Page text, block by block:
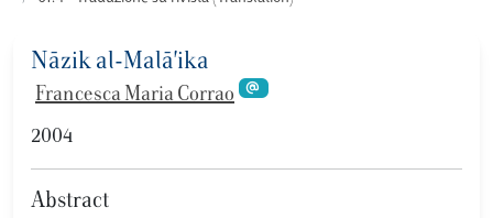
Nāzik al-Malā'ika
Francesca Maria Corrao
2004
Abstract